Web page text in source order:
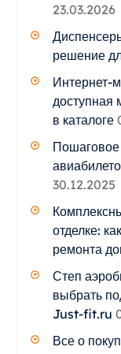
23.03.2026
решение
Интернет-
доступная
в каталоге
Пошаговое
30.12.2025
отделке:
ремонта
Степ
выбрать
Just-fit.ru
Все о